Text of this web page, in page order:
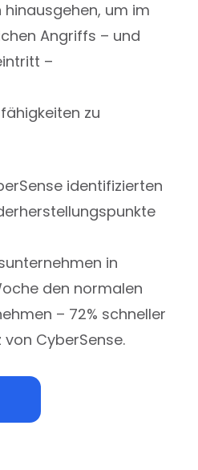
um im
Angriffs – und
–
zu
identifizierten
in
den normalen
– 72% schneller
CyberSense.